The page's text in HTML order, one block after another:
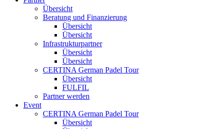
Übersicht
Beratung und Finanzierung
Übersicht
Übersicht
Infrastrukturpartner
Übersicht
Übersicht
CERTINA German Padel Tour
Übersicht
FULFIL
Partner werden
Event
CERTINA German Padel Tour
Übersicht